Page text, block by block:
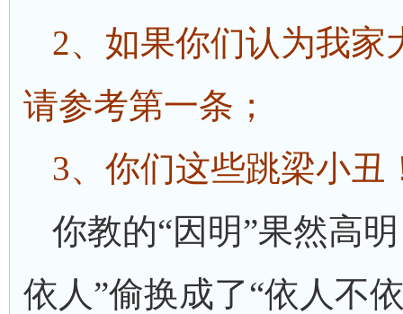
2、如果你们认为我家
请参考第一条；
3、你们这些跳梁小丑
你教的“因明”果然高
依人”偷换成了“依人不